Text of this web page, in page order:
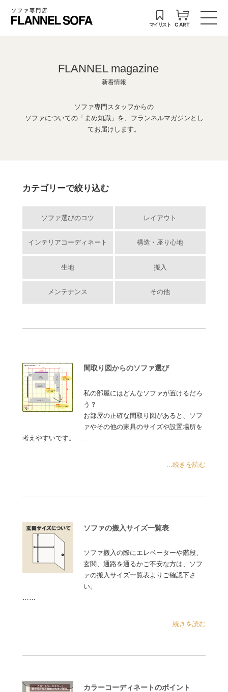
ソファ専門店
マイリスト CART
FLANNEL magazine
新着情報
ソファ専門スタッフからの
ソファについての「まめ知識」を、フランネルマガジンとし
てお届けします。
カテゴリーで絞り込む
ソファ選びのコツ レイアウト
インテリアコーディネート 構造・座り心地
生地 搬入
メンテナンス その他
間取り図からのソファ選び
私の部屋にはどんなソファが置けるだろ
う？
お部屋の正確な間取り図があると、ソフ
ァやその他の家具のサイズや設置場所を
考えやすいです。……
...続きを読む
ソファの搬入サイズ一覧表
ソファ搬入の際にエレベーターや階段、
玄関、通路を通るかご不安な方は、ソフ
ァの搬入サイズ一覧表よりご確認下さ
い。
...続きを読む
カラーコーディネートのポイント